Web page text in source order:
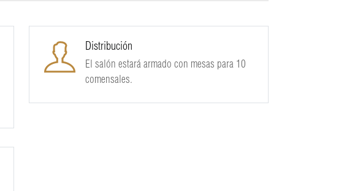
Distribución
El salón estará armado con mesas para 10
comensales.